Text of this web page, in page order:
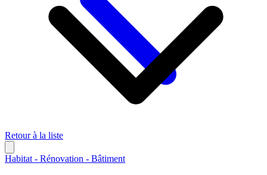
Retour à la liste
Habitat - Rénovation - Bâtiment